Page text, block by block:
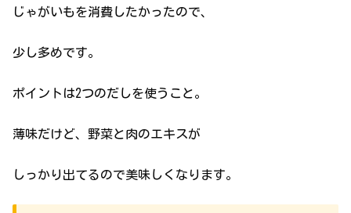
じゃがいもを消費したかったので、
少し多めです。
ポイントは2つのだしを使うこと。
薄味だけど、野菜と肉のエキスが
しっかり出てるので美味しくなります。